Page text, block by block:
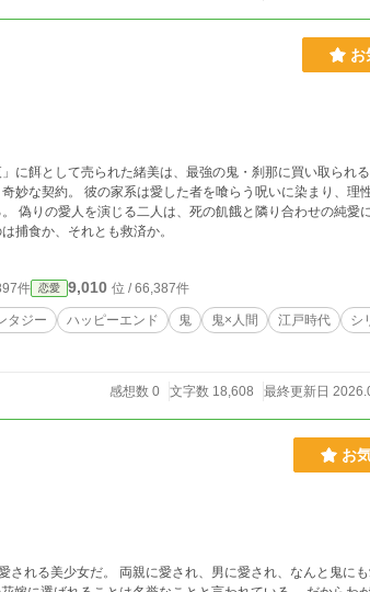
お
して売られた緒美は、最強の鬼・刹那に買い取られる。 彼に課されたのは
まり、理性を繋ぎ止める懐中時計が
けた
捕食か、それとも救済か。
件 恋愛 9,010 位 / 66,387件
タジー ハッピーエンド 鬼 鬼×人間 江戸時代 シ
感想数 0 文字数 18,608 最終更新日
お
される美少女だ。 両親に愛され、男に愛され、なんと鬼に